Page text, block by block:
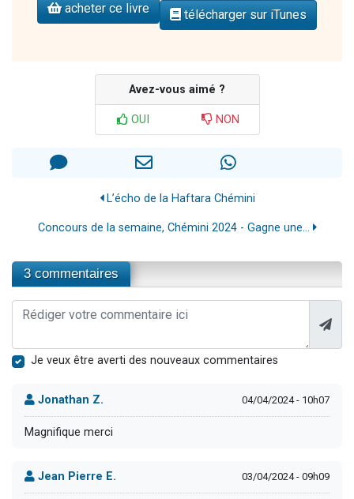
acheter ce livre télécharger sur iTunes
Avez-vous aimé ?
OUI NON
L’écho de la Haftara Chémini
Concours de la semaine, Chémini 2024 - Gagne une...
3 commentaires
Je veux être averti des nouveaux commentaires
Jonathan Z. 04/04/2024 - 10h07
Magnifique merci
Jean Pierre E. 03/04/2024 - 09h09